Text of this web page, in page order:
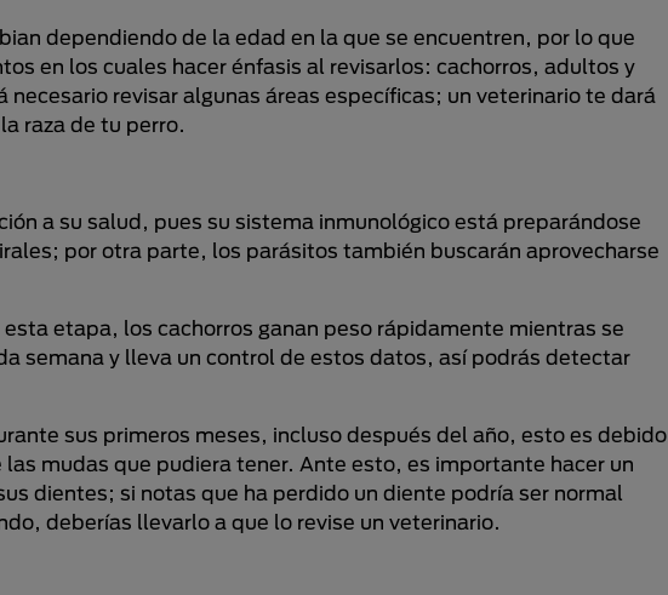
dependiendo de la edad en la que se encuentren, por lo que
en los cuales hacer énfasis al revisarlos: cachorros, adultos y
revisar algunas áreas específicas; un veterinario te dará
raza de tu perro.
a su salud, pues su sistema inmunológico está preparándose
por otra parte, los parásitos también buscarán aprovecharse
etapa, los cachorros ganan peso rápidamente mientras se
semana y lleva un control de estos datos, así podrás detectar
sus primeros meses, incluso después del año, esto es debido
mudas que pudiera tener. Ante esto, es importante hacer un
dientes; si notas que ha perdido un diente podría ser normal
deberías llevarlo a que lo revise un veterinario.